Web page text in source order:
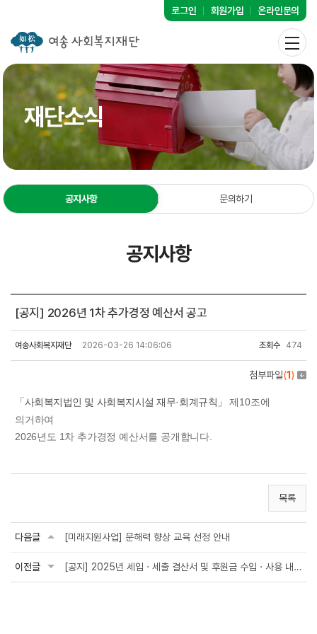
로그인 회원가입 온라인문의
재단소식
공지사항 문의하기
공지사항
[공지] 2026년 1차 추가경정 예산서 공고
여송사회복지재단 2026-03-26 14:06:06 조회수 474
첨부파일(1 )
「사회복지법인 및 사회복지시설 재무·회계규칙」제10조에
의거하여
2026년도 1차 추가경정 예산서를 공개합니다.
목록
다음글 [미래지원사업] 문해력 향상 교육 선정 안내
이전글 [공지] 2025년 세입 · 세출 결산서 및 후원금 수입 · 사용 내역 공개